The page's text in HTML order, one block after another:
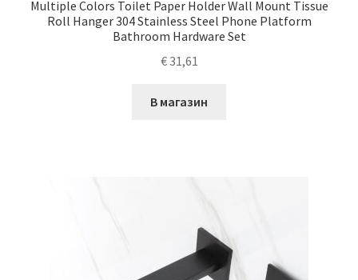
Multiple Colors Toilet Paper Holder Wall Mount Tissue
Roll Hanger 304 Stainless Steel Phone Platform
Bathroom Hardware Set
€31,61
В магазин